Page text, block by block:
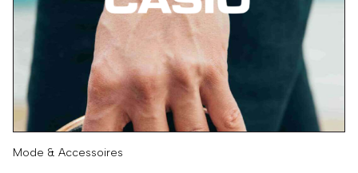
Mode & Accessoires